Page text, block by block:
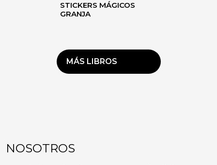
STICKERS MÁGICOS
GRANJA
MÁS LIBROS
NOSOTROS